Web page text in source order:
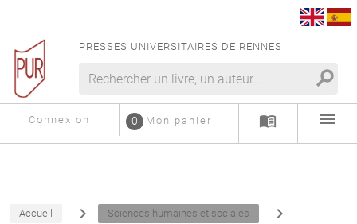
PRESSES UNIVERSITAIRES DE RENNES
search
Connexion Mon panier
0 menu_book menu
Accueil navigate_next Sciences humaines et sociales navigate_next